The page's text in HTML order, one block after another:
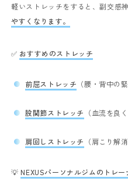
軽いストレッチをすると、副交感
やすくなります。
✅ おすすめのストレッチ
前屈ストレッチ （腰・背中の
股関節ストレッチ （血流を良
肩回しストレッチ （肩こり解
💡 NEXUSパーソナルジムのトレ